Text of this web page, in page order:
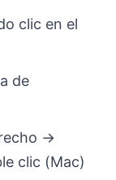
clic en el
de
→
clic (Mac)